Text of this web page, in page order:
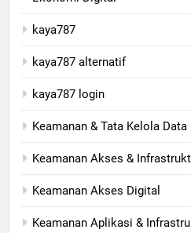
kaya787
kaya787 alternatif
kaya787 login
Keamanan & Tata Kelola Data
Keamanan Akses &
Keamanan Akses Digital
Keamanan Aplikasi &